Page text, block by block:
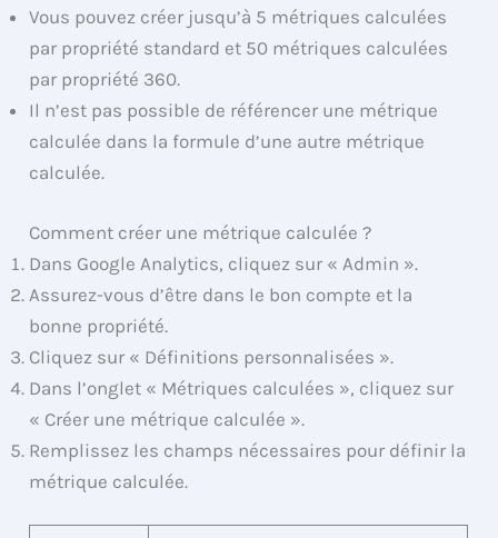
Vous pouvez créer jusqu’à 5 métriques calculées
par propriété standard et 50 métriques calculées
par propriété 360.
Il n’est pas possible de référencer une métrique
calculée dans la formule d’une autre métrique
calculée.
Comment créer une métrique calculée ?
Dans Google Analytics, cliquez sur « Admin ».
Assurez-vous d’être dans le bon compte et la
bonne propriété.
Cliquez sur « Définitions personnalisées ».
Dans l’onglet « Métriques calculées », cliquez sur
« Créer une métrique calculée ».
Remplissez les champs nécessaires pour définir la
métrique calculée.